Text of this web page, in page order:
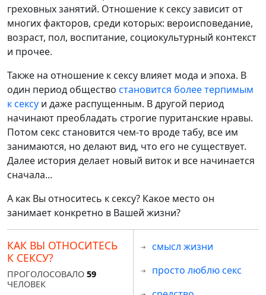
греховных занятий. Отношение к сексу зависит от
многих факторов, среди которых: вероисповедание,
возраст, пол, воспитание, социокультурный контекст
и прочее.
Также на отношение к сексу влияет мода и эпоха. В
один период общество становится более терпимым
к сексу и даже распущенным. В другой период
начинают преобладать строгие пуританские нравы.
Потом секс становится чем-то вроде табу, все им
занимаются, но делают вид, что его не существует.
Далее история делает новый виток и все начинается
сначала...
А как Вы относитесь к сексу? Какое место он
занимает конкретно в Вашей жизни?
КАК ВЫ ОТНОСИТЕСЬ
К СЕКСУ?
ПРОГОЛОСОВАЛО 59
ЧЕЛОВЕК
смысл жизни
просто люблю секс